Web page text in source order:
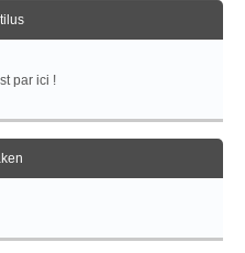
par ici !